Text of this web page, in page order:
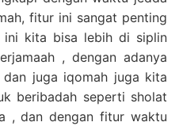
fitur ini sangat penting
ini kita bisa lebih di siplin
, dengan adanya
juga iqomah juga kita
beribadah seperti sholat
, dan dengan fitur waktu